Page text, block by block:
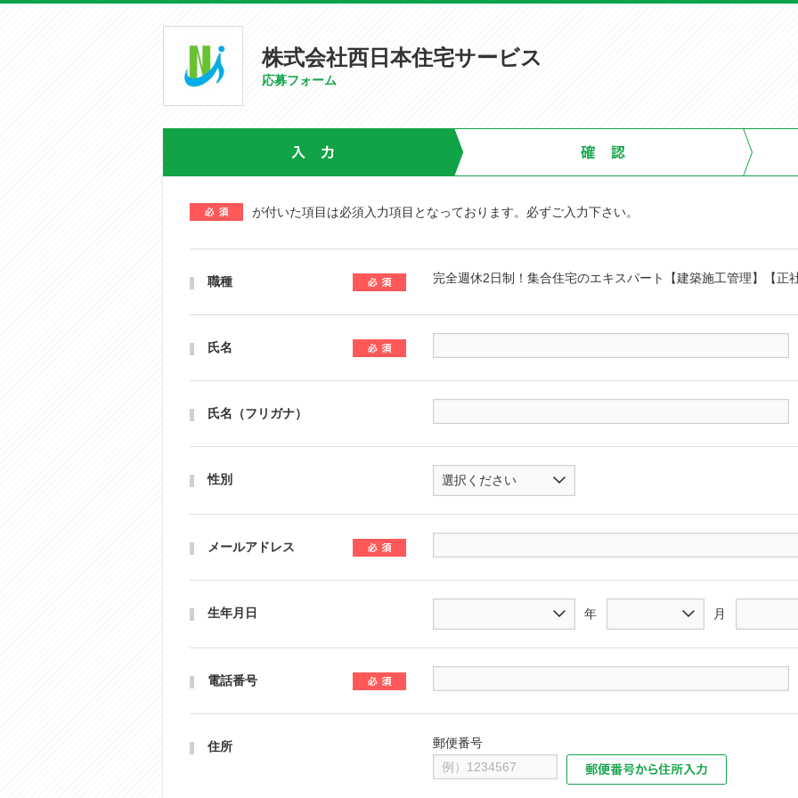
株式会社西日本住宅サービス
応募フォーム
が付いた項目は必須入力項目となっております。必ずご入力下さい。
職種 完全週休2日制！集合住宅のエキスパート【建築施工管理】【正
氏名
氏名（フリガナ）
性別 選択ください
メールアドレス
生年月日 年 月
電話番号
住所 郵便番号